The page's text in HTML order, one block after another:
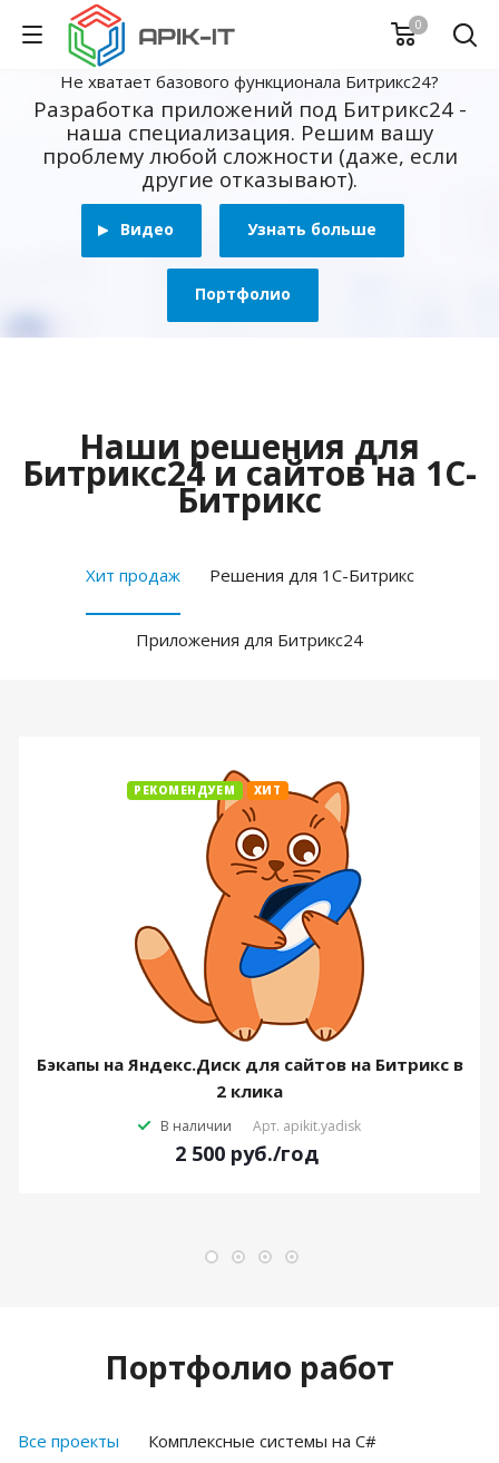
0
Не хватает базового функционала Битрикс24?
Разработка приложений под Битрикс24 -
наша специализация. Решим вашу
проблему любой сложности (даже, если
другие отказывают).
Видео Узнать больше
Портфолио
Наши решения для
Битрикс24 и сайтов на 1С-
Битрикс
Хит продаж Решения для 1С-Битрикс
Приложения для Битрикс24
РЕКОМЕНДУЕМ ХИТ
Бэкапы на Яндекс.Диск для сайтов на Битрикс в
2 клика
В наличии Арт. apikit.yadisk
2 500 руб./год
Портфолио работ
Все проекты Комплексные системы на C#